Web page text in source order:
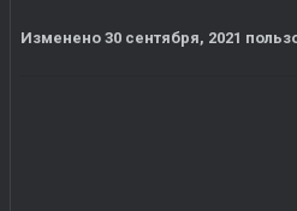
Изменено 30 сентября, 2021